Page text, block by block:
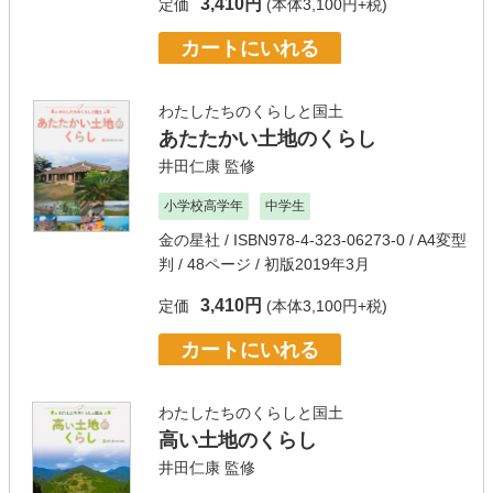
定価 3,410円 (本体3,100円+税)
カートにいれる
わたしたちのくらしと国土
あたたかい土地のくらし
井田仁康 監修
小学校高学年 中学生
金の星社 / ISBN978-4-323-06273-0 / A4変型
判 / 48ページ / 初版2019年3月
定価 3,410円 (本体3,100円+税)
カートにいれる
わたしたちのくらしと国土
高い土地のくらし
井田仁康 監修